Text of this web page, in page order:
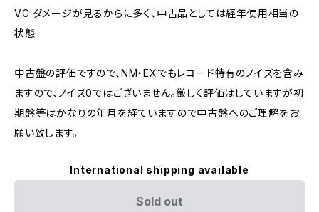
VG ダメージが見るからに多く、中古品としては経年使用相当の
状態
中古盤の評価ですので、NM・EXでもレコード特有のノイズを含み
ますので、ノイズ0ではございません。厳しく評価はしていますが初
期盤等はかなりの年月を経ていますので中古盤へのご理解をお
願い致します。
International shipping available
Sold out